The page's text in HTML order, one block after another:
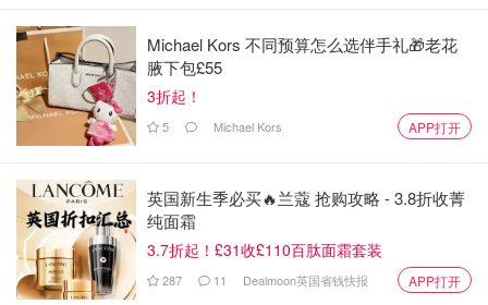
一等荣誉学位是英国学士的最高等级，不过近十年来获得一
等荣誉学位的学生比例大大提升，曾经令人削尖脑袋，如今
其实有1/3的学生都能获得 ，就连英国媒体都抱怨说获得一
等荣誉的学生可太多了。
2.1和2.2都属于二等荣誉学位，但两者的待遇差别很大，因
为很多研究生申请要求或者公司招聘要求中都会写明2.1学
位以上，所以在英国读本科的同学们，目标当然是要在2.1
以上了。其实这不算是一件难事，根据20/21的数据来看，
Michael Kors 不同预算怎么选伴手礼🎁老花
腋下包£55
3折起！
5 Michael Kors APP打开
英国新生季必买🔥兰蔻 抢购攻略 - 3.8折收菁
纯面霜
3.7折起！£31收£110百肽面霜套装
287 11 Dealmoon英国省钱快报 APP打开